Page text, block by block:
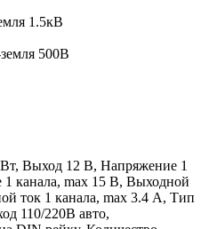
1.5кВ
500В
Выход 12 В, Напряжение 1
канала, max 15 В, Выходной
ток 1 канала, max 3.4 А, Тип
110/220В авто,